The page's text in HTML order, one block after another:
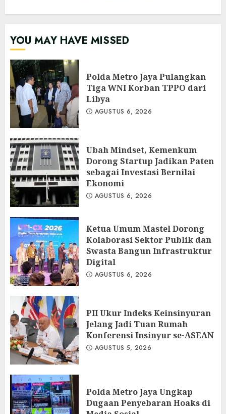
YOU MAY HAVE MISSED
Polda Metro Jaya Pulangkan
Tiga WNI Korban TPPO dari
Libya
AGUSTUS 6, 2026
Ubah Mindset, Kemenkum
Dorong Startup Jadikan Paten
sebagai Investasi Bernilai
Ekonomi
AGUSTUS 6, 2026
Ketua Umum Mastel Dorong
Kolaborasi Sektor Publik dan
Swasta Bangun Infrastruktur
Digital
AGUSTUS 6, 2026
PII Ukur Indeks Keinsinyuran
Jelang Jadi Tuan Rumah
Konferensi Insinyur se-ASEAN
AGUSTUS 5, 2026
Polda Metro Jaya Ungkap
Dugaan Penyebaran Hoaks di